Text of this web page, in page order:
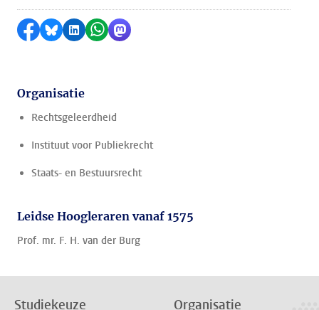
Delen op Facebook
Delen via Bluesky
Delen op LinkedIn
Delen via WhatsApp
Delen via Mastodon
Organisatie
Rechtsgeleerdheid
Instituut voor Publiekrecht
Staats- en Bestuursrecht
Leidse Hoogleraren vanaf 1575
Prof. mr. F. H. van der Burg
Studiekeuze Organisatie